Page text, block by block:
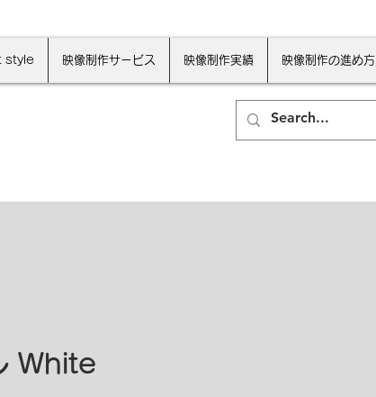
style 映像制作サービス 映像制作実績 映像制作の進め方
White